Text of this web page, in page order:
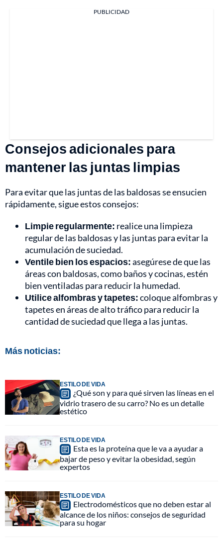
PUBLICIDAD
Consejos adicionales para
mantener las juntas limpias
Para evitar que las juntas de las baldosas se ensucien
rápidamente, sigue estos consejos:
Limpie regularmente: realice una limpieza
regular de las baldosas y las juntas para evitar la
acumulación de suciedad.
Ventile bien los espacios:asegúrese de que las
áreas con baldosas, como baños y cocinas, estén
bien ventiladas para reducir la humedad.
Utilice alfombras y tapetes:coloque alfombras y
tapetes en áreas de alto tráfico para reducir la
cantidad de suciedad que llega a las juntas.
Más noticias:
ESTILO DE VIDA
¿Qué son y para qué sirven las líneas en el
vidrio trasero de su carro? No es un detalle
estético
ESTILO DE VIDA
Esta es la proteína que le va a ayudar a
bajar de peso y evitar la obesidad, según
expertos
ESTILO DE VIDA
Electrodomésticos que no deben estar al
alcance de los niños: consejos de seguridad
para su hogar